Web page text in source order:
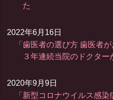
た
「歯医者の選び方 歯医者
３年連続当院のドクター
2022年6月16日
「新型コロナウイルス感
2020年9月9日